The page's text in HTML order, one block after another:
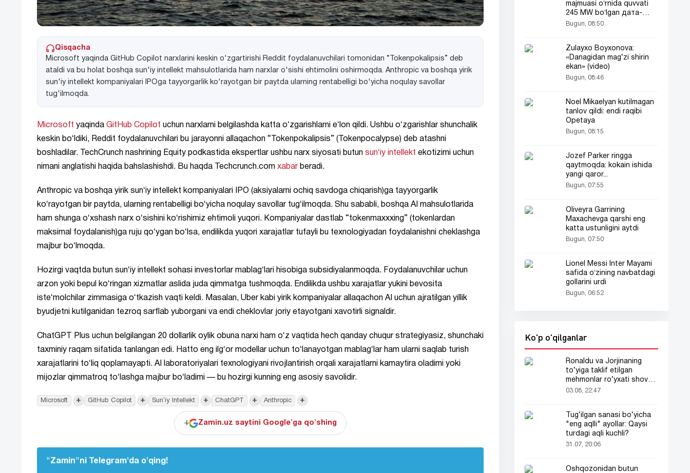
Qisqacha
Microsoft yaqinda GitHub Copilot narxlarini keskin o'zgartirishi Reddit foydalanuvchilari tomonidan “Tokenpokalipsis” deb
ataldi va bu holat boshqa sun'iy intellekt mahsulotlarida ham narxlar o'sishi ehtimolini oshirmoqda. Anthropic va boshqa yirik
sun'iy intellekt kompaniyalari IPOga tayyorgarlik ko'rayotgan bir paytda ularning rentabelligi bo'yicha noqulay savollar
tug'ilmoqda.
Microsoft yaqinda GitHub Copilot uchun narxlarni belgilashda katta oʻzgarishlarni eʻlon qildi. Ushbu oʻzgarishlar shunchalik
keskin boʻldiki, Reddit foydalanuvchilari bu jarayonni allaqachon “Tokenpokalipsis” (Tokenpocalypse) deb atashni
boshladilar. TechCrunch nashrining Equity podkastida ekspertlar ushbu narx siyosati butun sunʻiy intellekt ekotizimi uchun
nimani anglatishi haqida bahslashishdi. Bu haqda Techcrunch.com xabar beradi.
Anthropic va boshqa yirik sunʻiy intellekt kompaniyalari IPO (aksiyalarni ochiq savdoga chiqarish)ga tayyorgarlik
koʻrayotgan bir paytda, ularning rentabelligi boʻyicha noqulay savollar tugʻilmoqda. Shu sababli, boshqa AI mahsulotlarida
ham shunga oʻxshash narx oʻsishini koʻrishimiz ehtimoli yuqori. Kompaniyalar dastlab “tokenmaxxxing” (tokenlardan
maksimal foydalanish)ga ruju qoʻygan boʻlsa, endilikda yuqori xarajatlar tufayli bu texnologiyadan foydalanishni cheklashga
majbur boʻlmoqda.
Hozirgi vaqtda butun sunʻiy intellekt sohasi investorlar mablagʻlari hisobiga subsidiyalanmoqda. Foydalanuvchilar uchun
arzon yoki bepul koʻringan xizmatlar aslida juda qimmatga tushmoqda. Endilikda ushbu xarajatlar yukini bevosita
isteʻmolchilar zimmasiga oʻtkazish vaqti keldi. Masalan, Uber kabi yirik kompaniyalar allaqachon AI uchun ajratilgan yillik
byudjetni kutilganidan tezroq sarflab yuborgani va endi cheklovlar joriy etayotgani xavotirli signaldir.
ChatGPT Plus uchun belgilangan 20 dollarlik oylik obuna narxi ham oʻz vaqtida hech qanday chuqur strategiyasiz, shunchaki
taxminiy raqam sifatida tanlangan edi. Hatto eng ilgʻor modellar uchun toʻlanayotgan mablagʻlar ham ularni saqlab turish
xarajatlarini toʻliq qoplamayapti. AI laboratoriyalari texnologiyani rivojlantirish orqali xarajatlarni kamaytira oladimi yoki
mijozlar qimmatroq toʻlashga majbur boʻladimi — bu hozirgi kunning eng asosiy savolidir.
Microsoft + GitHub Copilot + Sunʻiy Intellekt + ChatGPT + Anthropic +
+ Zamin.uz saytini Google'ga qo'shing
"Zamin"ni Telegram'da o'qing!
majmuasi oʻrnida quvvati
245 MW boʻlgan дата-
центр quriladi
Bugun, 08:50
Zulayxo Boyxonova:
«Danagidan mag‘zi shirin
ekan» (video)
Bugun, 08:46
Noel Mikaelyan kutilmagan
tanlov qildi: endi raqibi
Opetaya
Bugun, 08:15
Jozef Parker ringga
qaytmoqda: kokain ishida
yangi qaror...
Bugun, 07:55
Oliveyra Garrining
Maxachevga qarshi eng
katta ustunligini aytdi
Bugun, 07:50
Lionel Messi Inter Mayami
safida oʻzining navbatdagi
gollarini urdi
Bugun, 06:52
Ko'p o'qilganlar
Ronaldu va Jorjinaning
to‘yiga taklif etilgan
mehmonlar ro‘yxati shov-
shuvda
03.08, 22:47
Tug‘ilgan sanasi bo‘yicha
"eng aqlli" ayollar: Qaysi
turdagi aqli kuchli?
31.07, 20:06
Oshqozonidan butun